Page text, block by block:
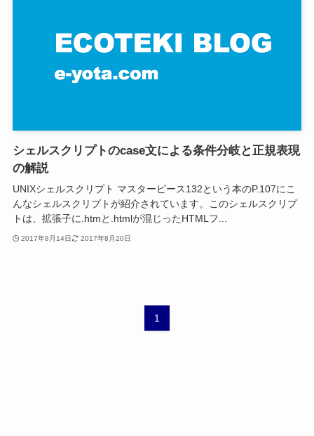
シェルスクリプトのcase文による条件分岐と正規表現
の解説
UNIXシェルスクリプト マスターピース132という本のP.107にこ
んなシェルスクリプトが紹介されています。このシェルスクリプ
トは、拡張子に.htmと.htmlが混じったHTMLフ...
2017年8月14日 2017年8月20日
1